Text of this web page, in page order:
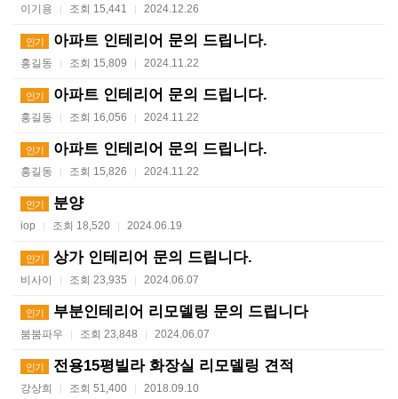
이기용 | 조회 15,441 | 2024.12.26
인기 아파트 인테리어 문의 드립니다.
홍길동 | 조회 15,809 | 2024.11.22
인기 아파트 인테리어 문의 드립니다.
홍길동 | 조회 16,056 | 2024.11.22
인기 아파트 인테리어 문의 드립니다.
홍길동 | 조회 15,826 | 2024.11.22
인기 분양
iop | 조회 18,520 | 2024.06.19
인기 상가 인테리어 문의 드립니다.
비사이 | 조회 23,935 | 2024.06.07
인기 부분인테리어 리모델링 문의 드립니다
붐붐파우 | 조회 23,848 | 2024.06.07
인기 전용15평빌라 화장실 리모델링 견적
강상희 | 조회 51,400 | 2018.09.10